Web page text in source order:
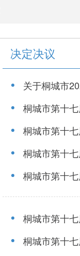
决定决议
关于桐城市
桐城市第十
桐城市第十
桐城市第十
桐城市第十
桐城市第十
桐城市第十